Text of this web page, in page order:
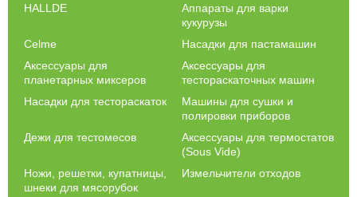
HALLDE
Аппараты для варки
кукурузы
Celme
Насадки для пастамашин
Аксессуары для
планетарных миксеров
Аксессуары для
тестораскаточных машин
Насадки для тестораскаток
Машины для сушки и
полировки приборов
Дежи для тестомесов
Аксессуары для термостатов
(Sous Vide)
Ножи, решетки, купатницы,
шнеки для мясорубок
Измельчители отходов